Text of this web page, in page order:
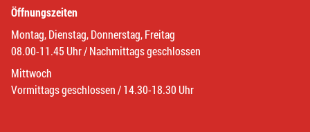
Öffnungszeiten
Montag, Dienstag, Donnerstag, Freitag
08.00-11.45 Uhr / Nachmittags geschlossen
Mittwoch
Vormittags geschlossen / 14.30-18.30 Uhr